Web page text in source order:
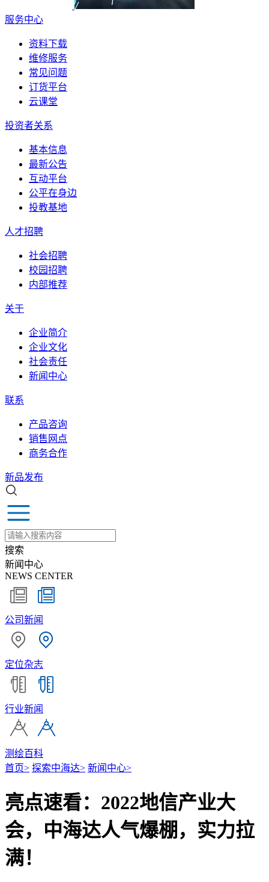
服务中心
资料下载
维修服务
常见问题
订货平台
云课堂
投资者关系
基本信息
最新公告
互动平台
公平在身边
投教基地
人才招聘
社会招聘
校园招聘
内部推荐
关于
企业简介
企业文化
社会责任
新闻中心
联系
产品咨询
销售网点
商务合作
新品发布
搜索
新闻中心
NEWS CENTER
公司新闻
定位杂志
行业新闻
测绘百科
首页> 探索中海达> 新闻中心>
亮点速看：2022地信产业大
会，中海达人气爆棚，实力拉
满！